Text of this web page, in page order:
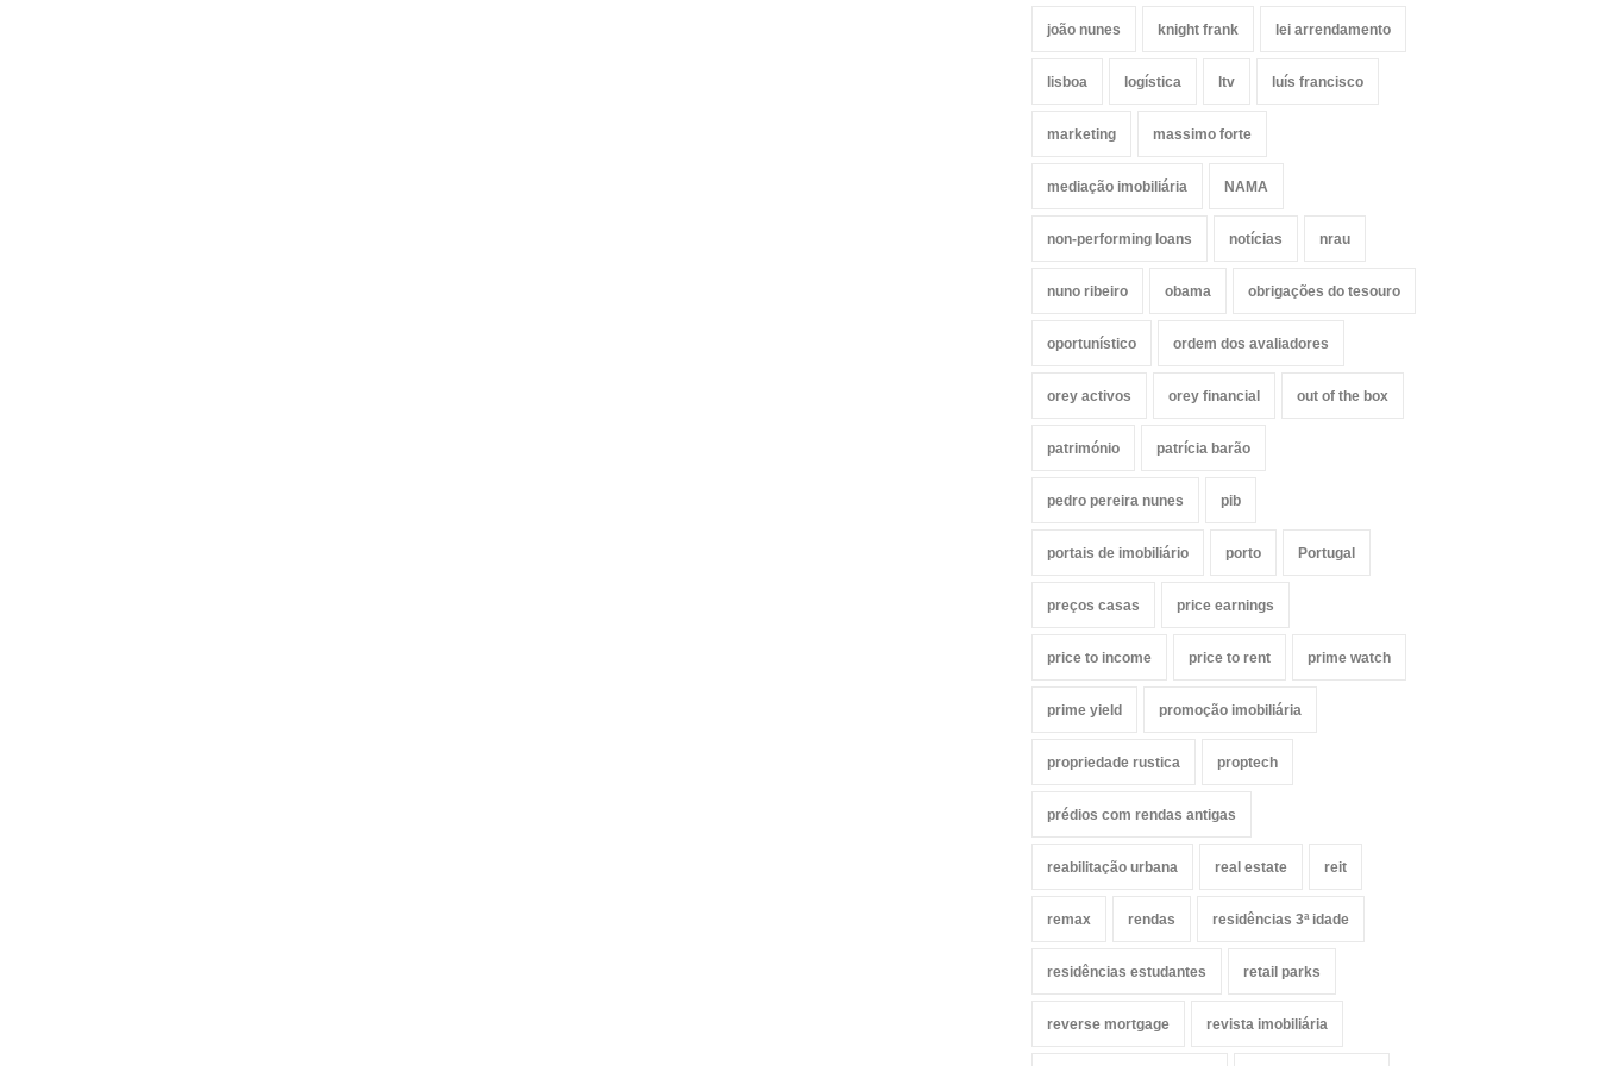
joão nunes knight frank lei arrendamento
lisboa logística ltv luís francisco
marketing massimo forte
mediação imobiliária NAMA
non-performing loans notícias nrau
nuno ribeiro obama obrigações do tesouro
oportunístico ordem dos avaliadores
orey activos orey financial out of the box
património patrícia barão
pedro pereira nunes pib
portais de imobiliário porto Portugal
preços casas price earnings
price to income price to rent prime watch
prime yield promoção imobiliária
propriedade rustica proptech
prédios com rendas antigas
reabilitação urbana real estate reit
remax rendas residências 3ª idade
residências estudantes retail parks
reverse mortgage revista imobiliária